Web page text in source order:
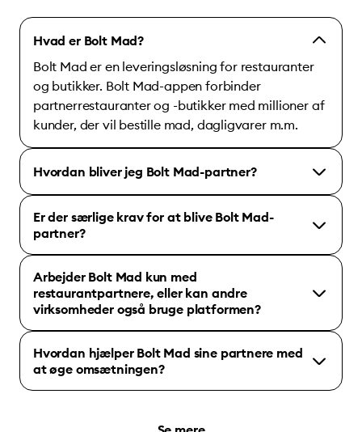
Hvad er Bolt Mad?
Bolt Mad er en leveringsløsning for restauranter
og butikker. Bolt Mad-appen forbinder
partnerrestauranter og -butikker med millioner af
kunder, der vil bestille mad, dagligvarer m.m.
Hvordan bliver jeg Bolt Mad-partner?
Er der særlige krav for at blive Bolt Mad-
partner?
Arbejder Bolt Mad kun med
restaurantpartnere, eller kan andre
virksomheder også bruge platformen?
Hvordan hjælper Bolt Mad sine partnere med
at øge omsætningen?